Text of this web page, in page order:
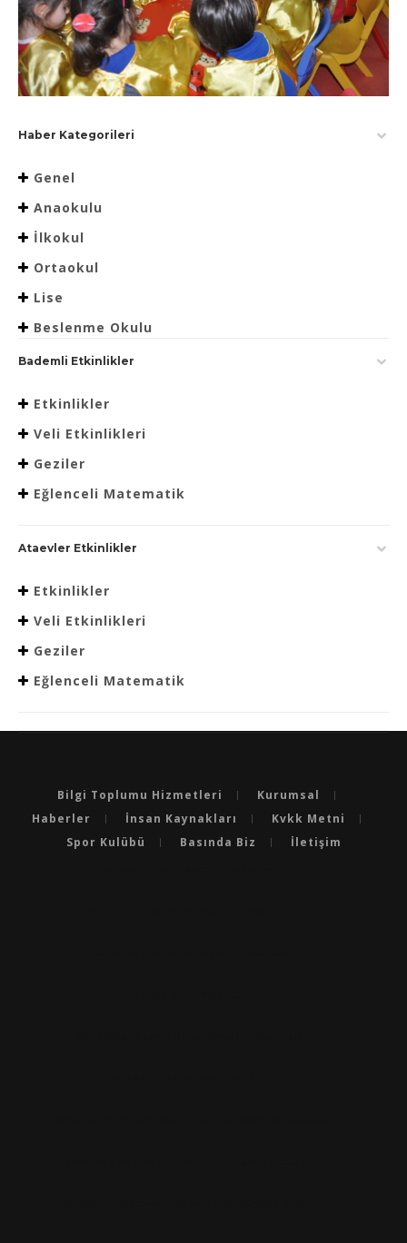
Haber Kategorileri
Genel
Anaokulu
İlkokul
Ortaokul
Lise
Beslenme Okulu
Bademli Etkinlikler
Etkinlikler
Veli Etkinlikleri
Geziler
Eğlenceli Matematik
Ataevler Etkinlikler
Etkinlikler
Veli Etkinlikleri
Geziler
Eğlenceli Matematik
Bilgi Toplumu Hizmetleri
Kurumsal
Haberler
İnsan Kaynakları
Kvkk Metni
Spor Kulübü
Basında Biz İletişim